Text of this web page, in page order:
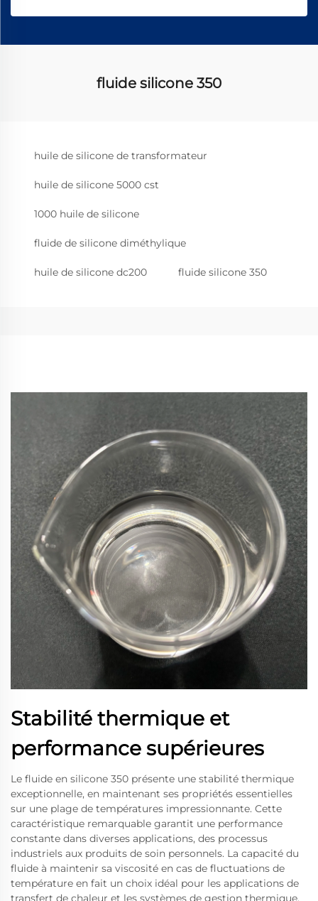
fluide silicone 350
huile de silicone de transformateur
huile de silicone 5000 cst
1000 huile de silicone
fluide de silicone diméthylique
huile de silicone dc200 fluide silicone 350
Stabilité thermique et
performance supérieures
Le fluide en silicone 350 présente une stabilité thermique
exceptionnelle, en maintenant ses propriétés essentielles
sur une plage de températures impressionnante. Cette
caractéristique remarquable garantit une performance
constante dans diverses applications, des processus
industriels aux produits de soin personnels. La capacité du
fluide à maintenir sa viscosité en cas de fluctuations de
température en fait un choix idéal pour les applications de
transfert de chaleur et les systèmes de gestion thermique.